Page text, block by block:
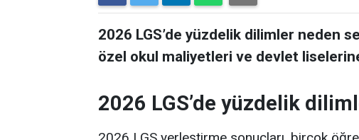
2026 LGS’de yüzdelik dilimler neden
özel okul maliyetleri ve devlet
2026 LGS’de yüzdelik